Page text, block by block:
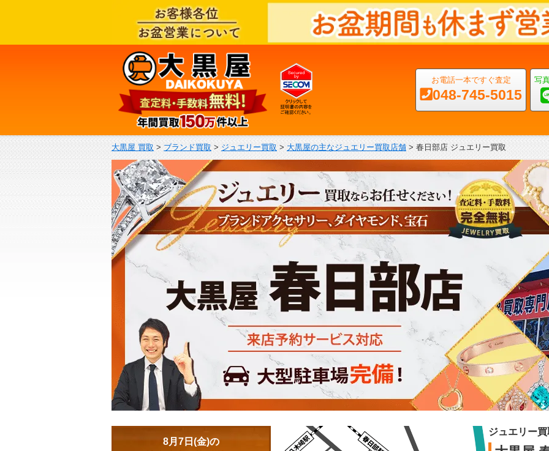
お電話一本ですぐ査定
048-745-5015
写
大黒屋 買取 >ブランド買取> ジュエリー買取> 大黒屋の主なジュエリー買取店舗> 春日部店 ジュエリー買取
ジュエリー
8月7日(金)の